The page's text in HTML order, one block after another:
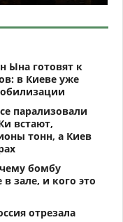
Ына готовят к
в Киеве уже
парализовали
встают,
тонн, а Киев
бомбу
зале, и кого это
отрезала